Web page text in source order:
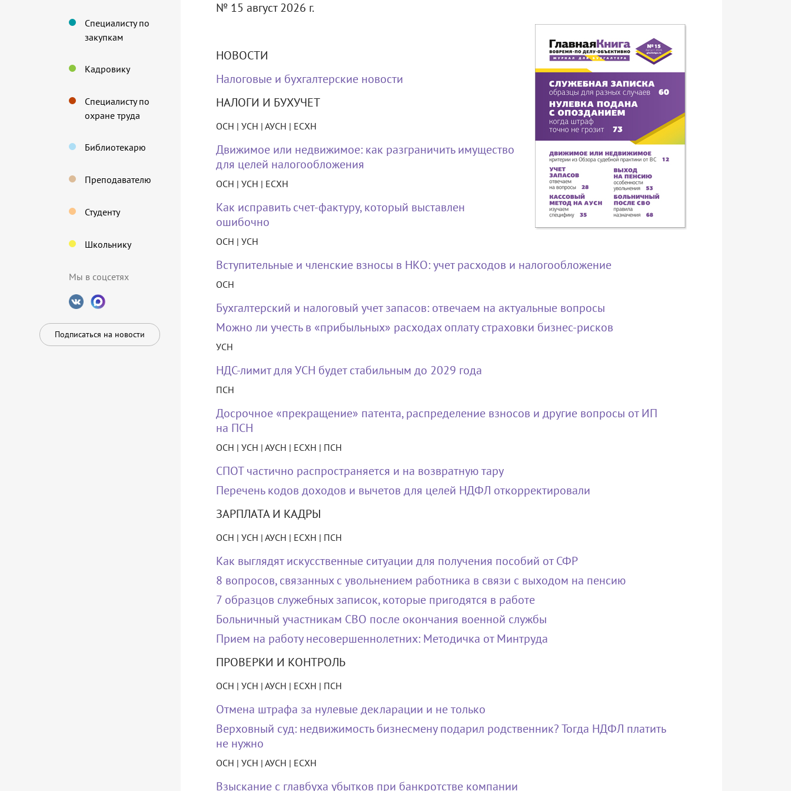
Специалисту по
закупкам
Кадровику
Специалисту по
охране труда
Библиотекарю
Преподавателю
Студенту
Школьнику
Мы в соцсетях
Подписаться на новости
№ 15 август 2026 г.
НОВОСТИ
Налоговые и бухгалтерские новости
НАЛОГИ И БУХУЧЕТ
ОСН | УСН | АУСН | ЕСХН
Движимое или недвижимое: как разграничить имущество
для целей налогообложения
ОСН | УСН | ЕСХН
Как исправить счет-фактуру, который выставлен
ошибочно
ОСН | УСН
Вступительные и членские взносы в НКО: учет расходов и налогообложение
ОСН
Бухгалтерский и налоговый учет запасов: отвечаем на актуальные вопросы
Можно ли учесть в «прибыльных» расходах оплату страховки бизнес-рисков
УСН
НДС-лимит для УСН будет стабильным до 2029 года
ПСН
Досрочное «прекращение» патента, распределение взносов и другие вопросы от ИП
на ПСН
ОСН | УСН | АУСН | ЕСХН | ПСН
СПОТ частично распространяется и на возвратную тару
Перечень кодов доходов и вычетов для целей НДФЛ откорректировали
ЗАРПЛАТА И КАДРЫ
ОСН | УСН | АУСН | ЕСХН | ПСН
Как выглядят искусственные ситуации для получения пособий от СФР
8 вопросов, связанных с увольнением работника в связи с выходом на пенсию
7 образцов служебных записок, которые пригодятся в работе
Больничный участникам СВО после окончания военной службы
Прием на работу несовершеннолетних: Методичка от Минтруда
ПРОВЕРКИ И КОНТРОЛЬ
ОСН | УСН | АУСН | ЕСХН | ПСН
Отмена штрафа за нулевые декларации и не только
Верховный суд: недвижимость бизнесмену подарил родственник? Тогда НДФЛ платить
не нужно
ОСН | УСН | АУСН | ЕСХН
Взыскание с главбуха убытков при банкротстве компании